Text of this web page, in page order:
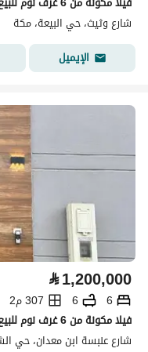
شارع وثيث، حي البيعة، مكة
الإيميل
⃁1,200,000
6
6
307 م2
فيلا مكونة من 6 غرف نوم للبيع في الشامية الجديدة، مكة
شارع عنبسة ابن معدان، حي